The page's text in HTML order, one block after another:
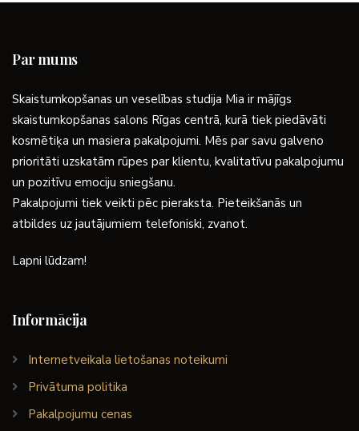
Par mums
Skaistumkopšanas un veselības studija Mia ir mājīgs
skaistumkopšanas salons Rīgas centrā, kurā tiek piedāvāti
kosmētiķa un masiera pakalpojumi. Mēs par savu galveno
prioritāti uzskatām rūpes par klientu, kvalitatīvu pakalpojumu
un pozitīvu emociju sniegšanu.
Pakalpojumi tiek veikti pēc pieraksta. Pieteikšanās un
atbildes uz jautājumiem telefoniski, zvanot.
Lapni lūdzam!
Informācija
Internetveikala lietošanas noteikumi
Privātuma politika
Pakalpojumu cenas